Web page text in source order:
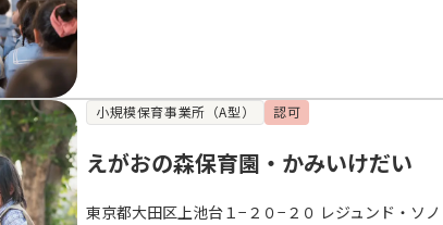
小規模保育事業所（A型） 認可
えがおの森保育園・かみいけだい
東京都大田区上池台１−２０−２０ レジュンド・ソノ